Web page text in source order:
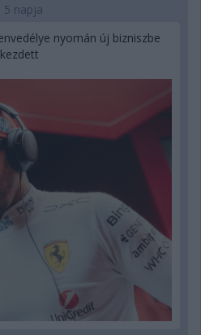
5 napja
nyomán új bizniszbe
kezdett